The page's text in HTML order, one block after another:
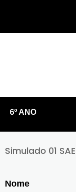
o
6º ANO
Simulado 01
Nome